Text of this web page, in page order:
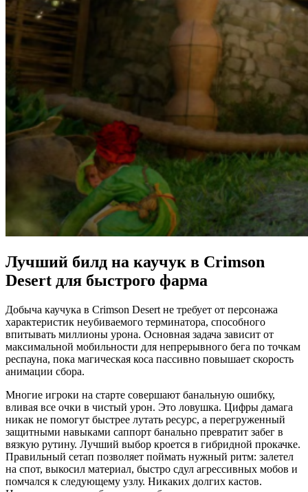
Лучший билд на каучук в Crimson
Desert для быстрого фарма
Добыча каучука в Crimson Desert не требует от персонажа
характеристик неубиваемого терминатора, способного
впитывать миллионы урона. Основная задача зависит от
максимальной мобильности для непрерывного бега по точкам
респауна, пока магическая коса пассивно повышает скорость
анимации сбора.
Многие игроки на старте совершают банальную ошибку,
вливая все очки в чистый урон. Это ловушка. Цифры дамага
никак не помогут быстрее лутать ресурс, а перегруженный
защитными навыками саппорт банально превратит забег в
вязкую рутину. Лучший выбор кроется в гибридной прокачке.
Правильный сетап позволяет поймать нужный ритм: залетел
на спот, выкосил материал, быстро сдул агрессивных мобов и
помчался к следующему узлу. Никаких долгих кастов.